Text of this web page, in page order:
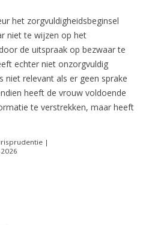
het zorgvuldigheidsbeginsel
niet te wijzen op het
de uitspraak op bezwaar te
echter niet onzorgvuldig
niet relevant als er geen sprake
heeft de vrouw voldoende
te verstrekken, maar heeft
|